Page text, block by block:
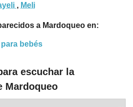
, Meli
a Mardoqueo en:
bebés
escuchar la
Mardoqueo